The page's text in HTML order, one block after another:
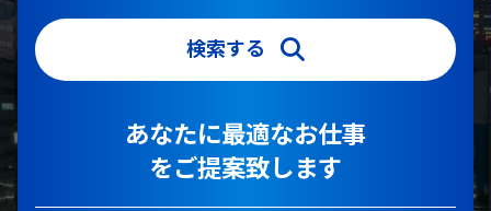
検索する
あなたに最適なお仕事
をご提案致します